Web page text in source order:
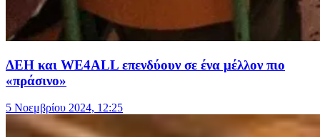
ΔΕΗ και WE4ALL επενδύουν σε ένα μέλλον πιο
«πράσινο»
5 Νοεμβρίου 2024, 12:25